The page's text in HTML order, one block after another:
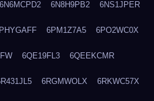
6N6MCPD2 6N8H9PB2 6NS1JPER
6PM1Z7A5 6PO2WC0X
6QE19FL3 6QEEKCMR
6RGMWOLX 6RKWC57X